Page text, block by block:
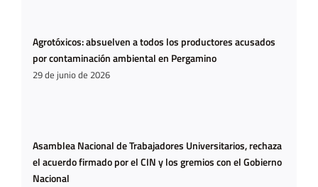
Agrotóxicos: absuelven a todos los productores acusados
por contaminación ambiental en Pergamino
29 de junio de 2026
Asamblea Nacional de Trabajadores Universitarios, rechaza
el acuerdo firmado por el CIN y los gremios con el Gobierno
Nacional